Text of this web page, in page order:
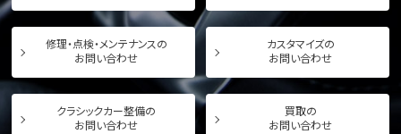
修理・点検・メンテナンスの
お問い合わせ
カスタマイズの
お問い合わせ
クラシックカー整備の
お問い合わせ
買取の
お問い合わせ